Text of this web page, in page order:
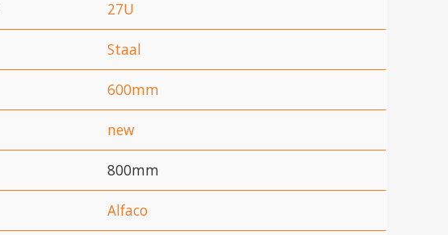
27U
Staal
600mm
new
800mm
Alfaco